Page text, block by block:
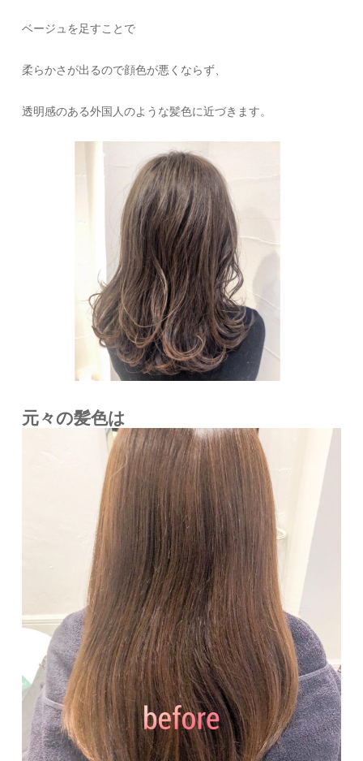
ベージュを足すことで
柔らかさが出るので顔色が悪くならず、
透明感のある外国人のような髪色に近づきます。
元々の髪色は